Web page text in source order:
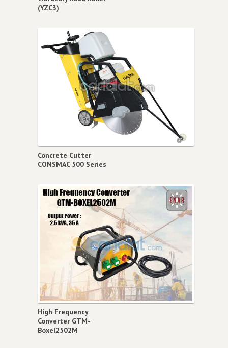
(YZC3)
Concrete Cutter
CONSMAC 500 Series
High Frequency
Converter GTM-
Boxel2502M